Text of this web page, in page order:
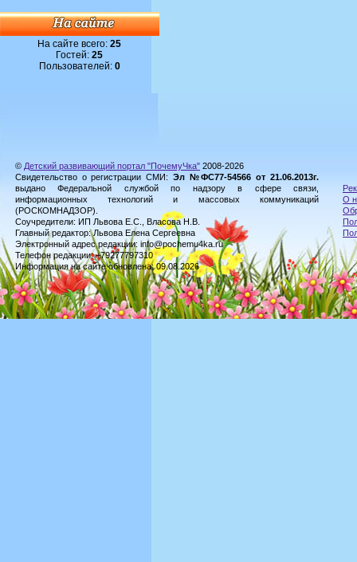
На сайте всего:25
Гостей:25
Пользователей: 0
© Детский развивающий портал "ПочемуЧка" 2008-2026
Свидетельство о регистрации СМИ: Эл №ФС77-54566 от 21.06.2013г.
выдано Федеральной службой по надзору в сфере связи,
информационных технологий и массовых коммуникаций
(РОСКОМНАДЗОР).
Соучредители: ИП Львова Е.С., Власова Н.В.
Главный редактор: Львова Елена Сергеевна
Электронный адрес редакции: info@pochemu4ka.ru
Телефон редакции: +79277797310
Информация на сайте обновлена: 09.08.2026
О